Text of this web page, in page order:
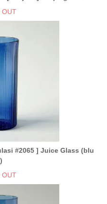
OUT
#2065 ] Juice Glass (blu
OUT